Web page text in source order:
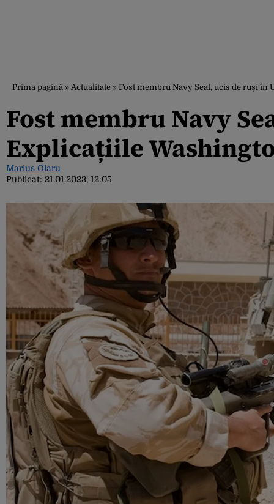
Prima pagină » Actualitate » Fost membru Navy Seal, ucis de ruși
Fost membru Navy
Explicațiile
Marius Olaru
Publicat: 21.01.2023, 12:05